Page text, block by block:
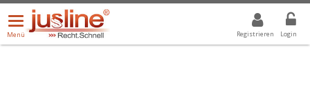
Registrieren Login
Menü
öffnen/schließen
Menü
ALLE DROPDOWN: GEWÄHLTER WERT IST ALLE